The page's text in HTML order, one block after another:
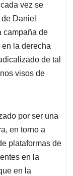
vez se
Daniel
campaña de
la derecha
de tal
visos de
por ser una
en torno a
plataformas de
en la
en la